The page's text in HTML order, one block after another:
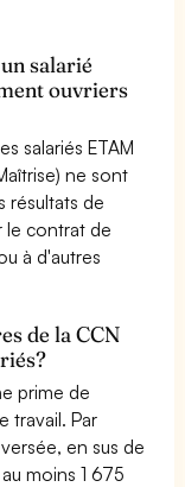
salarié
ouvriers
salariés ETAM
ne sont
résultats de
le contrat de
à d'autres
de la CCN
prime de
travail. Par
en sus de
moins 1 675